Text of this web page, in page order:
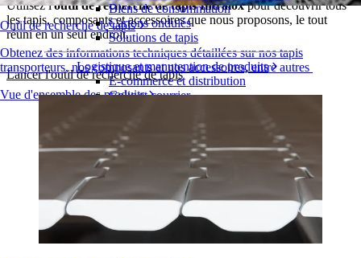
Outil de recherche de tapis
Obtenez des informations techniques détaillées sur nos tapis
transporteurs, nos composants et nos accessoires, entre autres
Vue d'ensemble des produits
Biens de consommation
Cartons ondulés
Solutions de tapis
Logistique et manutention de produits
E-commerce et distribution
Colis et courrier
Pneu
Automobile
Batteries de véhicules électriques
Industriel
Présentation des industries
Utilisez l'outil de recherche de tapis Intraloxpour découvrir tous
les tapis, composants et accessoires que nous proposons, le tout
réuni en un seul endroit.
Lancer l'outil de recherche de tapis